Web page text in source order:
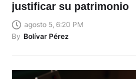
justificar su patrimonio
agosto 5, 6:20 PM
By Bolívar Pérez